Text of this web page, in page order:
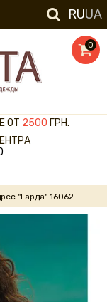
RUUA
0
ОТ 2500 ГРН.
"Гарда" 16062